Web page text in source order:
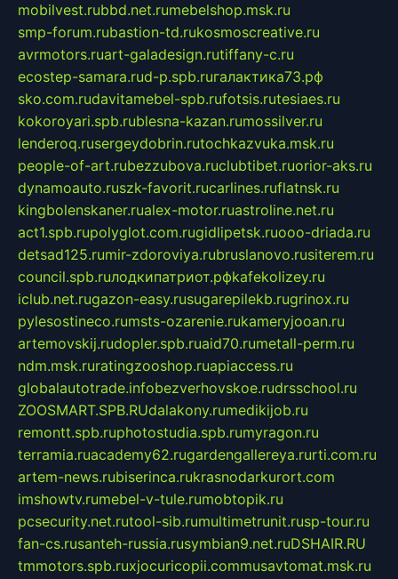
mobilvest.rubbd.net.rumebelshop.msk.ru
smp-forum.rubastion-td.rukosmoscreative.ru
avrmotors.ruart-galadesign.rutiffany-c.ru
ecostep-samara.rud-p.spb.ruгалактика73.рф
sko.com.rudavitamebel-spb.rufotsis.rutesiaes.ru
kokoroyari.spb.rublesna-kazan.rumossilver.ru
lenderoq.rusergeydobrin.rutochkazvuka.msk.ru
people-of-art.rubezzubova.ruclubtibet.ruorior-aks.ru
dynamoauto.ruszk-favorit.rucarlines.ruflatnsk.ru
kingbolenskaner.rualex-motor.ruastroline.net.ru
act1.spb.rupolyglot.com.rugidlipetsk.ruooo-driada.ru
detsad125.rumir-zdoroviya.rubruslanovo.rusiterem.ru
council.spb.ruлодкипатриот.рфkafekolizey.ru
iclub.net.rugazon-easy.rusugarepilekb.rugrinox.ru
pylesostineco.rumsts-ozarenie.rukameryjooan.ru
artemovskij.rudopler.spb.ruaid70.rumetall-perm.ru
ndm.msk.ruratingzooshop.ruapiaccess.ru
globalautotrade.infobezverhovskoe.rudrsschool.ru
ZOOSMART.SPB.RUdalakony.rumedikijob.ru
remontt.spb.ruphotostudia.spb.rumyragon.ru
terramia.ruacademy62.rugardengallereya.rurti.com.ru
artem-news.rubiserinca.rukrasnodarkurort.com
imshowtv.rumebel-v-tule.rumobtopik.ru
pcsecurity.net.rutool-sib.rumultimetrunit.rusp-tour.ru
fan-cs.rusanteh-russia.rusymbian9.net.ruDSHAIR.RU
tmmotors.spb.ruxjocuricopii.commusavtomat.msk.ru